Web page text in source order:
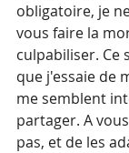
obligatoire, je
vous faire la
culpabiliser. Ce
que j'essaie de
me semblent
partager. A
pas, et de les